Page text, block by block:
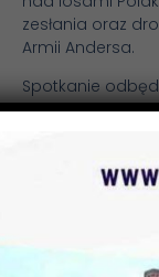
zesłania oraz
Armii Andersa.
Spotkanie
godz.17:00
Prelegentkami
Muzeum
Civitas Christiana.